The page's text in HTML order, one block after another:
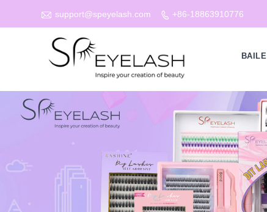
 support@speyelash.com  +86-18863910776
BAILE